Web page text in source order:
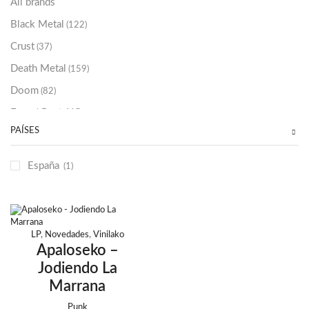
All brands
Black Metal (122)
Crust (37)
Death Metal (159)
Doom (82)
Grindcore
Otros (38)
(25)
(146)
(35)
PAÍSES
España (1)
LP, Novedades, Vinilako
Apaloseko –
Jodiendo La
Marrana
Punk